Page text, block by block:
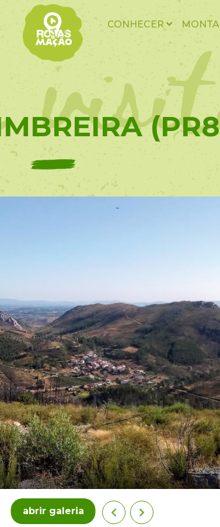
CONHECER
abrir galeria